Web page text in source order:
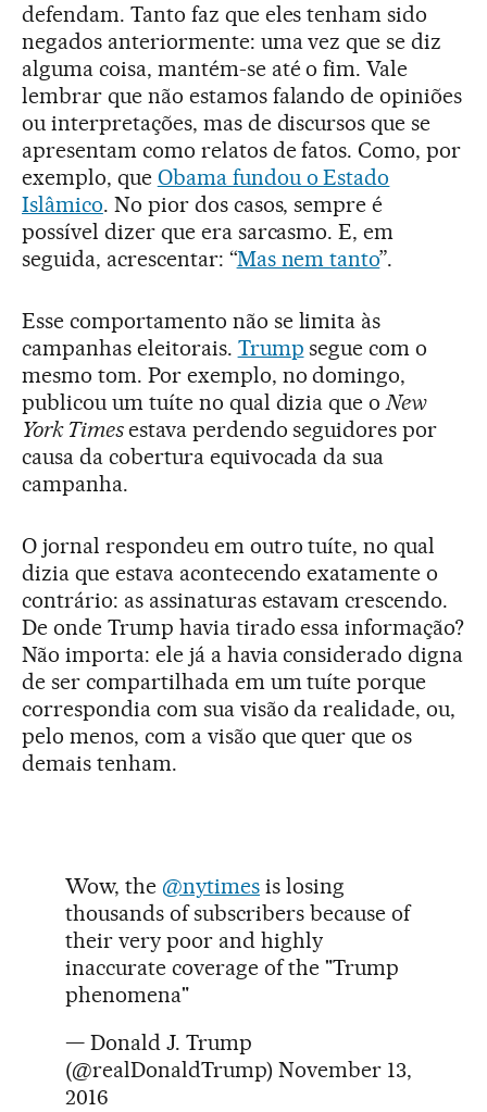
defendam. Tanto faz que eles tenham sido
negados anteriormente: uma vez que se diz
alguma coisa, mantém-se até o fim. Vale
lembrar que não estamos falando de opiniões
ou interpretações, mas de discursos que se
apresentam como relatos de fatos. Como, por
exemplo, que Obama fundou o Estado
Islâmico. No pior dos casos, sempre é
possível dizer que era sarcasmo. E, em
seguida, acrescentar: “Mas nem tanto”.
Esse comportamento não se limita às
campanhas eleitorais. Trump segue com o
mesmo tom. Por exemplo, no domingo,
publicou um tuíte no qual dizia que oNew
York Timesestava perdendo seguidores por
causa da cobertura equivocada da sua
campanha.
O jornal respondeu em outro tuíte, no qual
dizia que estava acontecendo exatamente o
contrário: as assinaturas estavam crescendo.
De onde Trump havia tirado essa informação?
Não importa: ele já a havia considerado digna
de ser compartilhada em um tuíte porque
correspondia com sua visão da realidade, ou,
pelo menos, com a visão que quer que os
demais tenham.
Wow, the @nytimes is losing
thousands of subscribers because of
their very poor and highly
inaccurate coverage of the "Trump
phenomena"
— Donald J. Trump
(@realDonaldTrump) November 13,
2016